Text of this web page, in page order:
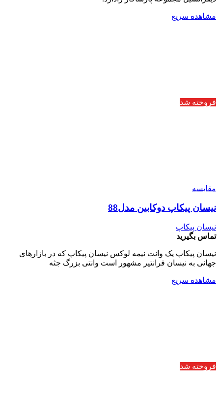
مشاهده سریع
فروخته شد
مقایسه
نیسان پیکاپ دوکابین مدل88
نیسان پیکاپ
تماس بگیرید
نیسان پیکاپ یک وانت نیمه لوکس نیسان پیکاپ که در بازارهای
جهانی به نیسان فرانتیر مشهور است وانتی بزرگ جثه
مشاهده سریع
فروخته شد